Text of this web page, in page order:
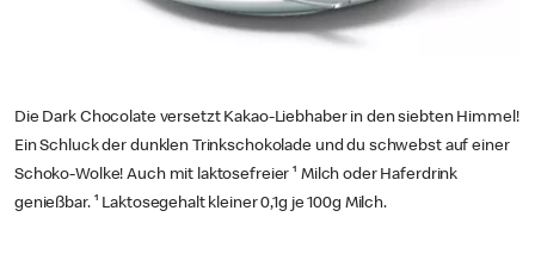
Die Dark Chocolate versetzt Kakao-Liebhaber in den siebten Himmel!
Ein Schluck der dunklen Trinkschokolade und du schwebst auf einer
Schoko-Wolke! Auch mit laktosefreier ¹ Milch oder Haferdrink
genießbar. ¹ Laktosegehalt kleiner 0,1g je 100g Milch.